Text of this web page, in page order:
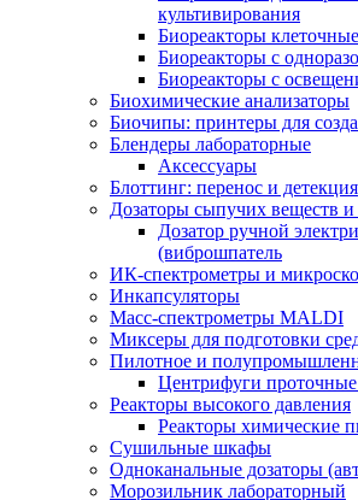
культивирования
Биореакторы клеточные
Биореакторы с
Биореакторы с
Биохимические анализаторы
Биочипы: принтеры для
Блендеры лабораторные
Аксессуары
Блоттинг: перенос и детекция
Дозаторы сыпучих веществ и
Дозатор ручной
(виброшпатель
ИК-спектрометры и
Инкапсуляторы
Масс-спектрометры MALDI
Миксеры для подготовки
Пилотное и
Центрифуги
Реакторы высокого давления
Реакторы химические
Сушильные шкафы
Одноканальные дозаторы
Морозильник лабораторный